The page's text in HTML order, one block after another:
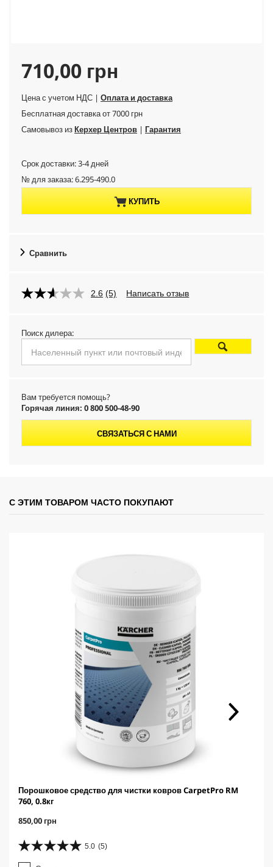
C
u
r
e
n
p
o
d
u
t
p
710,00 грн
Цена с учетом НДС | Оплата и доставка
Бесплатная доставка от 7000 грн
Самовывоз изКерхер Центров | Гарантия
Срок доставки: 3-4 дней
№ для заказа:6.295-490.0
КУПИТЬ
Сравнить
2.6 (5) Написать отзыв
Поиск дилера:
Вам требуется помощь?
Горячая линия: 0 800 500-48-90
СВЯЗАТЬСЯ С НАМИ
С ЭТИМ ТОВАРОМ ЧАСТО ПОКУПАЮТ
Порошковое средство для чистки ковров CarpetPro RM
760, 0.8кг
C
r
r
e
850,00 грн
5.0 (5)
5
.